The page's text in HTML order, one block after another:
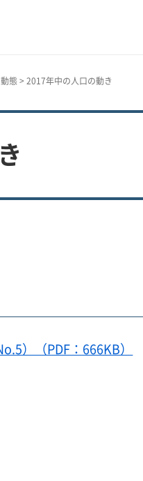
態> 2017年中の人口の動き
）（PDF：666KB）